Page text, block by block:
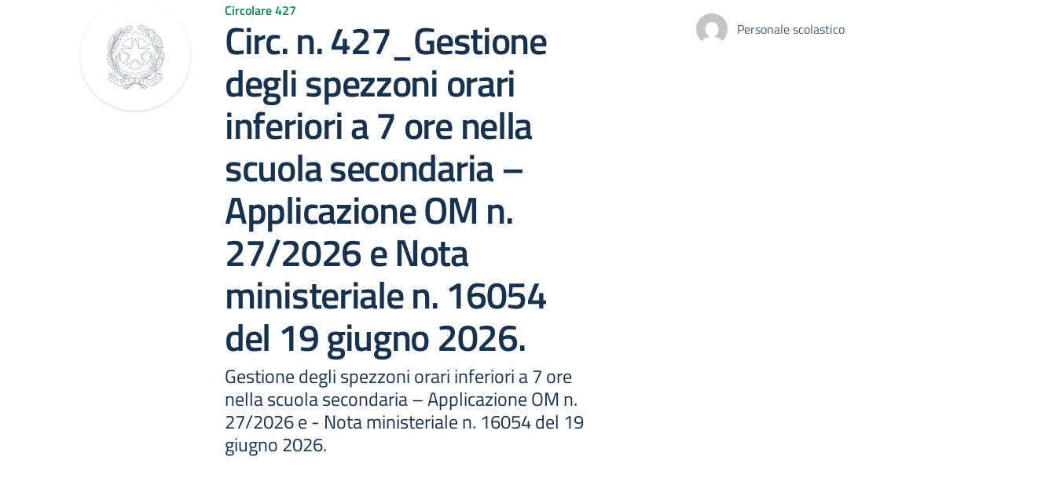
Circolare 427
Circ. n. 427_Gestione
degli spezzoni orari
inferiori a 7 ore nella
scuola secondaria –
Applicazione OM n.
27/2026 e Nota
ministeriale n. 16054
del 19 giugno 2026.
Gestione degli spezzoni orari inferiori a 7 ore
nella scuola secondaria – Applicazione OM n.
27/2026 e - Nota ministeriale n. 16054 del 19
giugno 2026.
Personale scolastico